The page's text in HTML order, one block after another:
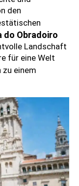
den
do Obradoiro
Landschaft
für eine Welt
zu einem